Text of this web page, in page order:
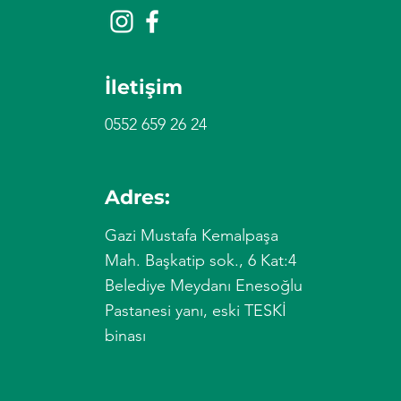
İletişim
0552 659 26 24
Adres:
Gazi Mustafa Kemalpaşa
Mah. Başkatip sok., 6 Kat:4
Belediye Meydanı Enesoğlu
Pastanesi yanı, eski TESKİ
binası